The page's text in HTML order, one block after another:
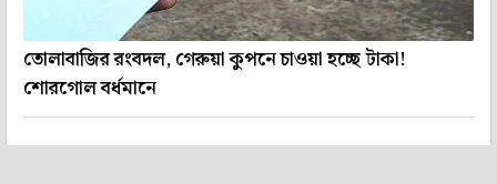
তোলাবাজির রংবদল, গেরুয়া কুপনে চাওয়া হচ্ছে টাকা!
শোরগোল বর্ধমানে